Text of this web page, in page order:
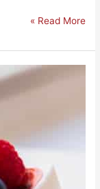
Read More »
ניו-יורק